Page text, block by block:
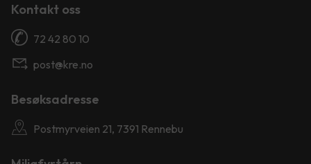
Kontakt oss
72 42 80 10
post@kre.no
Besøksadresse
Postmyrveien 21, 7391 Rennebu